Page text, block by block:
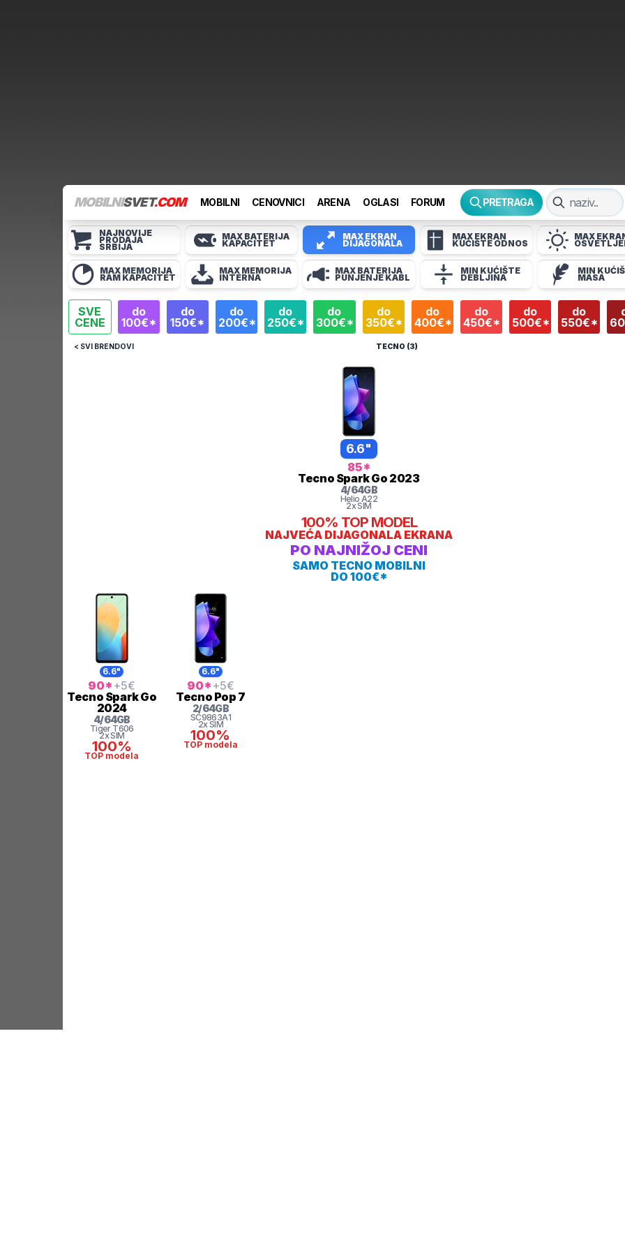
MOBILNISVET.COM MOBILNI CENOVNICI ARENA OGLASI FORUM PRETRAGA
NAJNOVIJE
PRODAJA
SRBIJA
MAX BATERIJA
KAPACITET
MAX EKRAN
DIJAGONALA
MAX EKRAN
KUĆIŠTE ODNOS
MAX
MAX MEMORIJA
RAM KAPACITET
MAX MEMORIJA
INTERNA
MAX BATERIJA
PUNJENJE KABL
MIN KUĆIŠTE
DEBLJINA
MIN
MASA
SVE
CENE
do
100€*
do
150€*
do
200€*
do
250€*
do
300€*
do
350€*
do
400€*
do
450€*
do
500€*
do
550€*
< SVI BRENDOVI TECNO (3)
6.6"
85*
Tecno Spark Go 2023
4/64GB
Helio A22
2x SIM
100% TOP MODEL
NAJVEĆA DIJAGONALA EKRANA
PO NAJNIŽOJ CENI
SAMO TECNO MOBILNI
DO 100€*
6.6"
90* +5€
Tecno Spark Go
2024
4/64GB
Tiger T606
2x SIM
100%
TOP modela
6.6"
90* +5€
Tecno Pop 7
2/64GB
SC9863A1
2x SIM
100%
TOP modela